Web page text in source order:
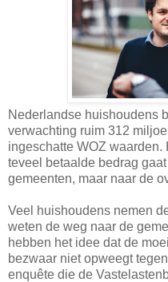
Nederlandse huishoudens
verwachting ruim 312
ingeschatte WOZ
teveel betaalde bedrag
gemeenten, maar naar de
Veel huishoudens nemen
weten de weg naar de
hebben het idee dat de
bezwaar niet opweegt
enquête die de